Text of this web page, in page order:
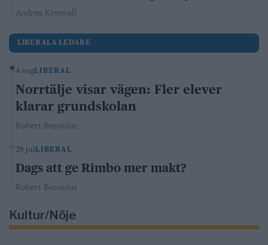
Andrea Kronvall
LIBERALA LEDARE
4 augLIBERAL
Norrtälje visar vägen: Fler elever
klarar grundskolan
Robert Beronius
29 julLIBERAL
Dags att ge Rimbo mer makt?
Robert Beronius
Kultur/Nöje